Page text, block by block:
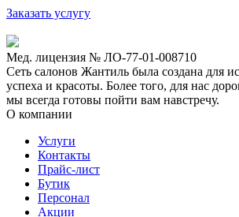
Заказать услугу
Мед. лицензия № ЛО-77-01-008710
Сеть салонов Жантиль была создана для
успеха и красоты. Более того, для нас
мы всегда готовы пойти вам навстречу.
О компании
Услуги
Контакты
Прайс-лист
Бутик
Персонал
Акции